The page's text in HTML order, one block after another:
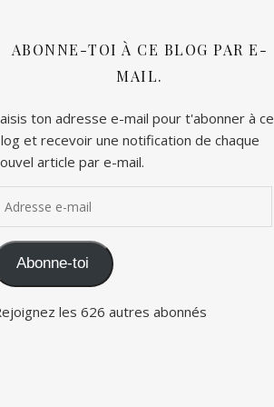
ABONNE-TOI À CE BLOG PAR E-
MAIL.
ton adresse e-mail pour t'abonner à ce
et recevoir une notification de chaque
article par e-mail.
Abonne-toi
les 626 autres abonnés